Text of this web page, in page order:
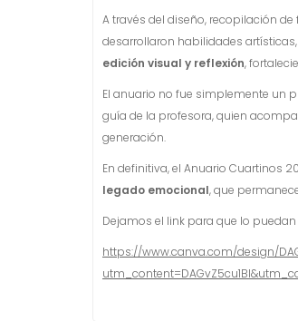
A través del diseño, recopilación
desarrollaron habilidades
edición visual y reflexión,
El anuario no fue simplemente un
guía de la profesora, quien
generación.
En definitiva, el Anuario Cuartinos
legado emocional, que
Dejamos el link para que lo
https://www.canva.com/design/